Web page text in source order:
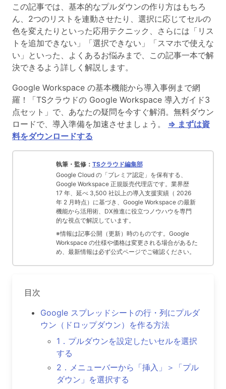
この記事では、基本的なプルダウンの作り方はもちろ
ん、2つのリストを連動させたり、選択に応じてセルの
色を変えたりといった応用テクニック、さらには「リス
トを追加できない」「選択できない」「スマホで使えな
い」といった、よくあるお悩みまで、この記事一本で解
決できるよう詳しく解説します。
Google Workspace の基本機能から導入事例まで網
羅！「TSクラウドの Google Workspace 導入ガイド3
点セット」で、あなたの疑問を今すぐ解消。無料ダウン
ロードで、導入準備を加速させましょう。 ⇒ まずは資
料をダウンロードする
執筆・監修： TSクラウド編集部
Google Cloud の「プレミア認定」を保有する、
Google Workspace 正規販売代理店です。業界歴
17 年、延べ 3,500 社以上の導入支援実績（ 2026
年 2 月時点）に基づき、Google Workspace の最新
機能から活用術、DX推進に役立つノウハウを専門
的な視点で解説しています。
※情報は記事公開（更新）時のものです。Google
Workspace の仕様や価格は変更される場合があるた
め、最新情報は必ず公式ページでご確認ください。
目次
Google スプレッドシートの行・列にプルダ
ウン（ドロップダウン）を作る方法
1．プルダウンを設定したいセルを選択
する
2．メニューバーから「挿入」＞「プル
ダウン」を選択する